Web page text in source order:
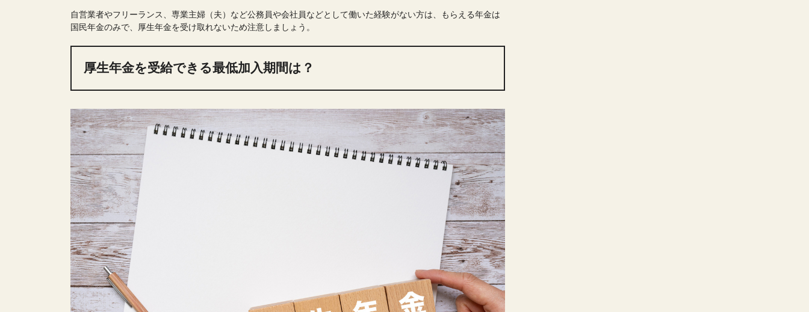
自営業者やフリーランス、専業主婦（夫）など公務員や会社員などとして働いた経験がない方は、もらえる年金は
国民年金のみで、厚生年金を受け取れないため注意しましょう。
厚生年金を受給できる最低加入期間は？